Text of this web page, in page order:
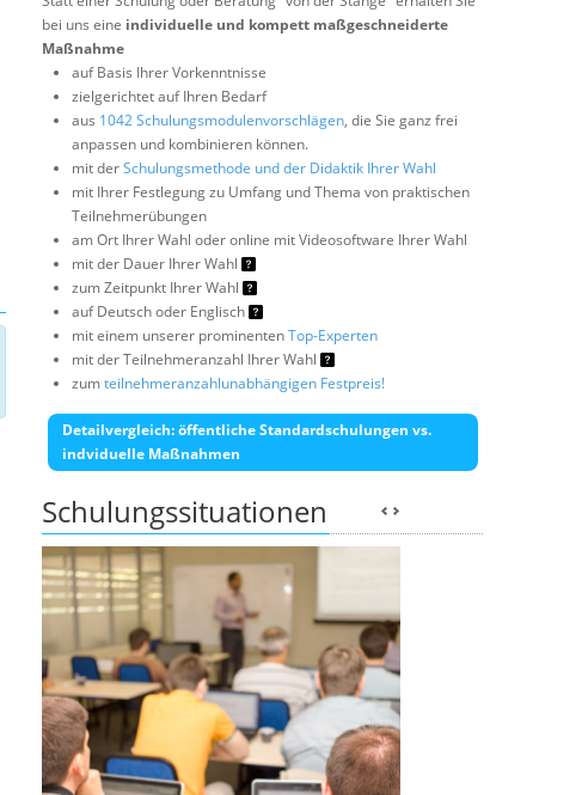
bei uns eine individuelle und kompett maßgeschneiderte
Maßnahme
auf Basis Ihrer Vorkenntnisse
zielgerichtet auf Ihren Bedarf
aus 1042 Schulungsmodulenvorschlägen, die Sie ganz frei
anpassen und kombinieren können.
mit derSchulungsmethode und der Didaktik Ihrer Wahl
mit Ihrer Festlegung zu Umfang und Thema von praktischen
Teilnehmerübungen
am Ort Ihrer Wahl oder online mit Videosoftware Ihrer Wahl
mit der Dauer Ihrer Wahl
zum Zeitpunkt Ihrer Wahl
auf Deutsch oder Englisch
mit einem unserer prominentenTop-Experten
mit der Teilnehmeranzahl Ihrer Wahl
zumteilnehmeranzahlunabhängigen Festpreis!
Detailvergleich: öffentliche Standardschulungen vs.
indviduelle Maßnahmen
Schulungssituationen